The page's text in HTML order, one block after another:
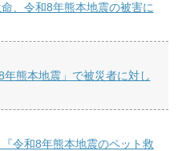
、令和8年熊本地震の被害に
熊本地震」で被災者に対し
令和8年熊本地震のペット救